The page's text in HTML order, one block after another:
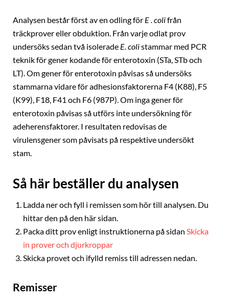
Analysen består först av en odling för E . colifrån
träckprover eller obduktion. Från varje odlat prov
undersöks sedan två isolerade E. colistammar med PCR
teknik för gener kodande för enterotoxin (STa, STb och
LT). Om gener för enterotoxin påvisas så undersöks
stammarna vidare för adhesionsfaktorerna F4 (K88), F5
(K99), F18, F41 och F6 (987P). Om inga gener för
enterotoxin påvisas så utförs inte undersökning för
adeherensfaktorer. I resultaten redovisas de
virulensgener som påvisats på respektive undersökt
stam.
Så här beställer du analysen
Ladda ner och fyll i remissen som hör till analysen. Du
hittar den på den här sidan.
Packa ditt prov enligt instruktionerna på sidan Skicka
in prover och djurkroppar
Skicka provet och ifylld remiss till adressen nedan.
Remisser